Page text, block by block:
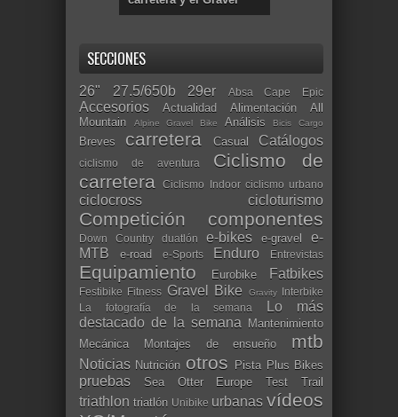
SECCIONES
26" 27.5/650b 29er Absa Cape Epic
Accesorios Actualidad Alimentación
All
Mountain
Alpine Gravel Bike Análisis Bicis Cargo
Breves carretera Casual Catálogos
ciclismo de aventura
Ciclismo de
carretera
Ciclismo Indoor ciclismo urbano
ciclocross cicloturismo
Competición componentes
Down Country duatlón e-bikes e-gravel
e-
MTB
e-road e-Sports Enduro Entrevistas
Equipamiento Eurobike Fatbikes
Festibike Fitness Gravel Bike Gravity Interbike
La fotografía de la semana
Lo más
destacado de la semana Mantenimiento
Mecánica
Montajes de ensueño mtb
Noticias Nutrición otros Pista Plus Bikes
pruebas Sea Otter Europe Test Trail
triathlon triatlón Unibike urbanas vídeos